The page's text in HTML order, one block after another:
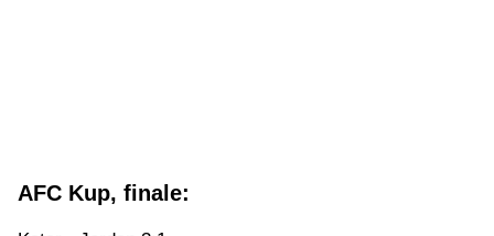
AFC Kup, finale: